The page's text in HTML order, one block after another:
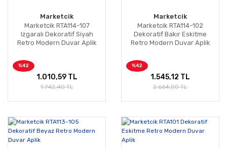
Marketcik
Marketcik RTA114-107
Izgaralı Dekoratif Siyah
Retro Modern Duvar Aplik
%42
1.010,59 TL
1.742,40 TL
Marketcik
Marketcik RTA114-102
Dekoratif Bakır Eskitme
Retro Modern Duvar Aplik
%42
1.545,12 TL
2.664,00 TL